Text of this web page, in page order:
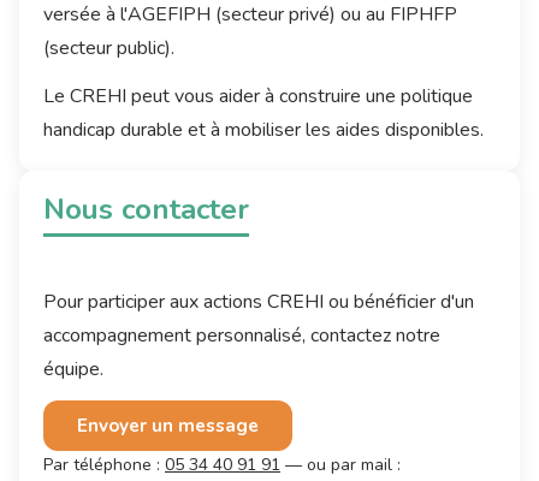
versée à l'AGEFIPH (secteur privé) ou au FIPHFP
(secteur public).
Le CREHI peut vous aider à construire une politique
handicap durable et à mobiliser les aides disponibles.
Nous contacter
Pour participer aux actions CREHI ou bénéficier d'un
accompagnement personnalisé, contactez notre
équipe.
Envoyer un message
Par téléphone : 05 34 40 91 91 — ou par mail :